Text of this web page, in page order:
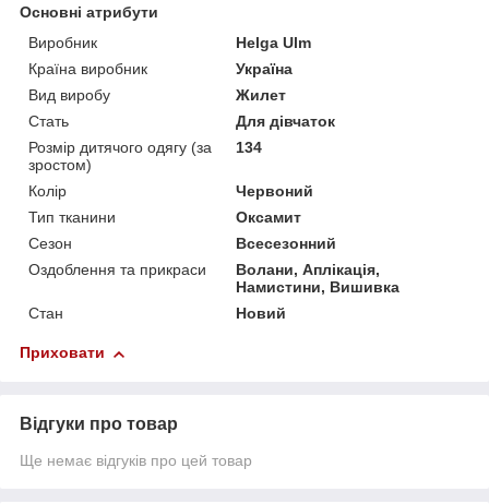
Основні атрибути
Виробник
Helga Ulm
Країна виробник
Україна
Вид виробу
Жилет
Стать
Для дівчаток
Розмір дитячого одягу (за
зростом)
134
Колір
Червоний
Тип тканини
Оксамит
Сезон
Всесезонний
Оздоблення та прикраси
Волани, Аплікація,
Намистини, Вишивка
Стан
Новий
Приховати
Відгуки про товар
Ще немає відгуків про цей товар